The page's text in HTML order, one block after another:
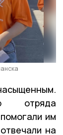
отряда
им
на